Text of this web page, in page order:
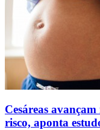
Cesáreas avançam
risco, aponta